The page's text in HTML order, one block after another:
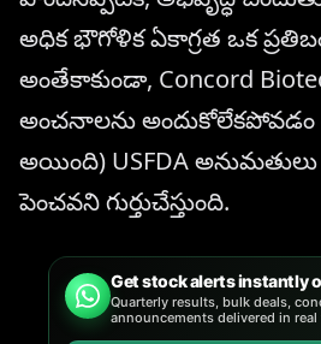
అధిక భౌగోళిక ఏకాగ్రత ఒక
అంతేకాకుండా, Concord
అంచనాలను అందుకోలేకపోవడం
అయింది) USFDA
పెంచవని గుర్తుచేస్తుంది.
Get stock alerts instantly
Quarterly results, bulk deals,
announcements delivered in real